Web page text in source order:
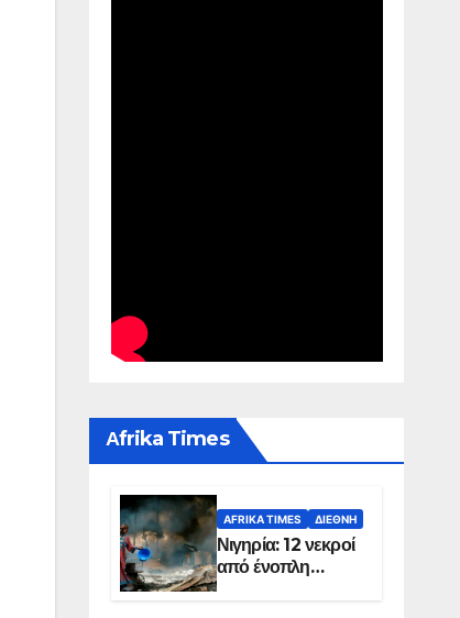
Αfrika Times
AFRIKA TIMES ΔΙΕΘΝΉ
Νιγηρία: 12 νεκροί
από ένοπλη
επίθεση σε χωριό